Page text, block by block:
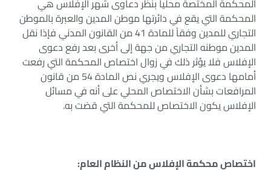
المحكمة المختصة محليا بنظر دعاوى شهر الإفلاس هي
المحكمة التي يقع في دائرتها موطن المدين والعبرة بالموطن
التجاري للمدين وفقاً للمادة 41 من القانون المدني فإذا نقل
المدين موطنه التجاري من جهة إلى أخرى بعد رفع دعوى
الإفلاس فلا يؤثر ذلك في زوال اختصاص المحكمة التي رفعت
أمامها دعوى الإفلاس ويجري نص المادة 54 من قانون
المرافعات بشأن الاختصاص المحلي على أنه في مسائل
الإفلاس يكون الاختصاص للمحكمة التي قضت به.
اختصاص محكمة الإفلاس من النظام العام: